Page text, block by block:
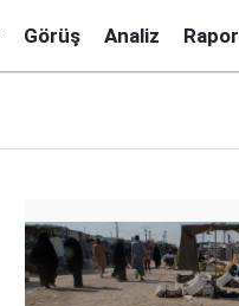
Görüş Analiz Rapor